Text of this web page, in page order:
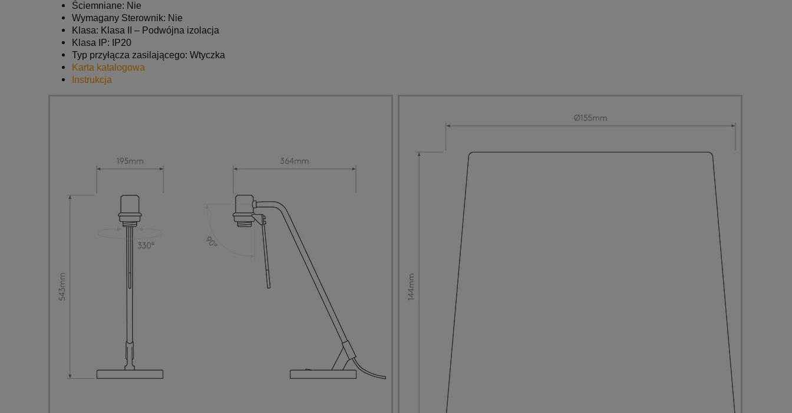
Ściemniane: Nie
Wymagany Sterownik: Nie
Klasa: Klasa II – Podwójna izolacja
Klasa IP: IP20
Typ przyłącza zasilającego: Wtyczka
Karta katalogowa
Instrukcja